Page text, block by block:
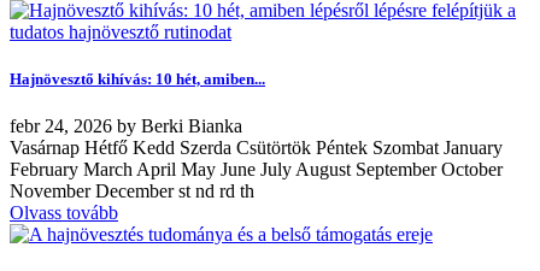
Hajnövesztő kihívás: 10 hét, amiben...
febr 24, 2026 by Berki Bianka
Vasárnap Hétfő Kedd Szerda Csütörtök Péntek Szombat January
February March April May June July August September October
November December st nd rd th
Olvass tovább